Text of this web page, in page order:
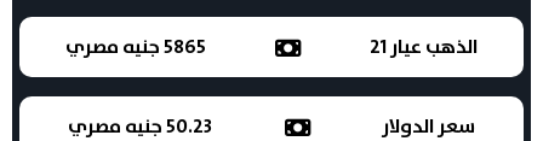
الذهب عيار 21 5865 جنيه مصري
سعر الدولار 50.23 جنيه مصري